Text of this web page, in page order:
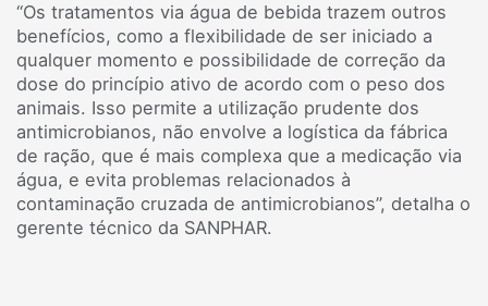
“Os tratamentos via água de bebida trazem outros
benefícios, como a flexibilidade de ser iniciado a
qualquer momento e possibilidade de correção da
dose do princípio ativo de acordo com o peso dos
animais. Isso permite a utilização prudente dos
antimicrobianos, não envolve a logística da fábrica
de ração, que é mais complexa que a medicação via
água, e evita problemas relacionados à
contaminação cruzada de antimicrobianos”, detalha o
gerente técnico da SANPHAR.